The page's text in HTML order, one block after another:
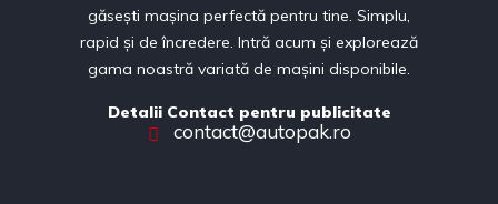
găsești mașina perfectă pentru tine. Simplu,
rapid și de încredere. Intră acum și explorează
gama noastră variată de mașini disponibile.
Detalii Contact pentru publicitate
contact@autopak.ro